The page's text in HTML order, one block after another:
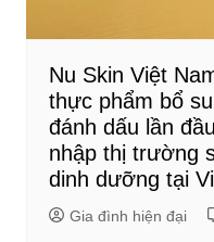
Nu Skin Việt
thực phẩm bổ
đánh dấu lần
nhập thị trường
dinh dưỡng tại
Gia đình hiện đại